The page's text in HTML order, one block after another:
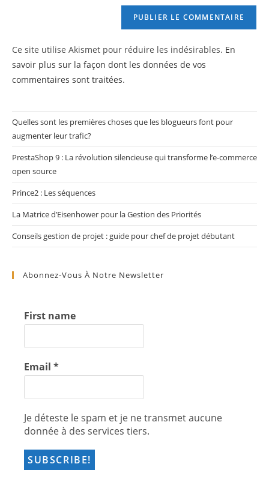
Ce site utilise Akismet pour réduire les indésirables. En
savoir plus sur la façon dont les données de vos
commentaires sont traitées.
Quelles sont les premières choses que les blogueurs font pour
augmenter leur trafic?
PrestaShop 9 : La révolution silencieuse qui transforme l’e-commerce
open source
Prince2 : Les séquences
La Matrice d’Eisenhower pour la Gestion des Priorités
Conseils gestion de projet : guide pour chef de projet débutant
Abonnez-Vous À Notre Newsletter
First name
Email *
Je déteste le spam et je ne transmet aucune
donnée à des services tiers.